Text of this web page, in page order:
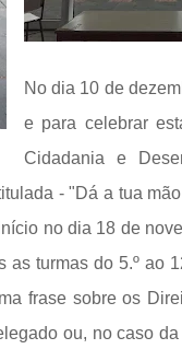
No dia 10 de
e para celebrar
Cidadania e
- "Dá a tua
no dia 18 de
as turmas do 5.º ao
frase sobre os
ou, no caso